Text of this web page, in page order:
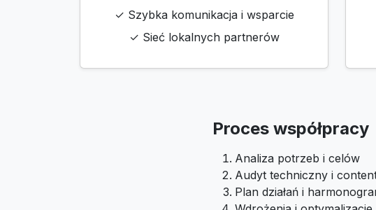
✓ Szybka komunikacja i wsparcie
✓ Sieć lokalnych partnerów
Proces współpracy
Analiza potrzeb i celów
Audyt techniczny i
Plan działań i